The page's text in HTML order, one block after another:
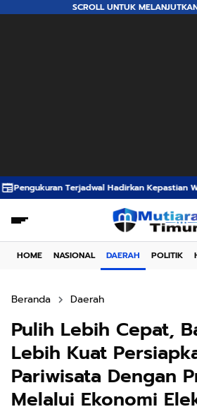
SCROLL UNTUK
Kepastian Waktu, Masyarakat Tak
HOME NASIONAL DAERAH POLITIK
Beranda Daerah
Pulih Lebih Cepat,
Lebih Kuat
Pariwisata Dengan
Melalui Ekonomi